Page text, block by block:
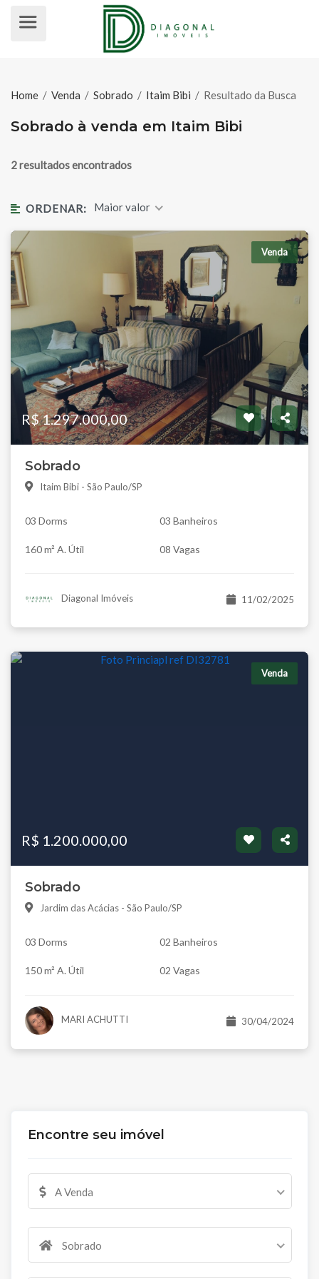
Home / Venda / Sobrado / Itaim Bibi / Resultado da Busca
Sobrado à venda em Itaim Bibi
Encontre seu imóvel
A Venda
Sobrado
2 resultados encontrados
ORDENAR: Maior valor
Venda
R$ 1.297.000,00
Sobrado
Itaim Bibi - São Paulo/SP
03 Dorms 03 Banheiros
160 m² A. Útil 08 Vagas
Diagonal Imóveis 11/02/2025
Venda
R$ 1.200.000,00
Sobrado
Jardim das Acácias - São Paulo/SP
03 Dorms 02 Banheiros
150 m² A. Útil 02 Vagas
MARI ACHUTTI 30/04/2024